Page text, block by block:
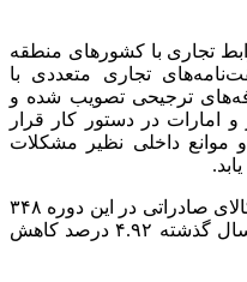
تجاری با کشورهای منطقه
تجاری متعددی با
ترجیحی تصویب شده و
امارات در دستور کار قرار
و موانعداخلی نظیر مشکلات
گفتنی است، متوسط ارزش هر تن کالای صادراتی در این دوره ۳۴۸
دلار بوده که نسبت به مدت مشابه سال گذشته ۴.۹۲ درصد کاهش